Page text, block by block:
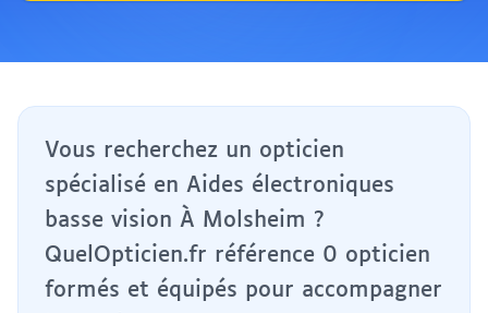
Vous recherchez un opticien
spécialisé en Aides électroniques
basse vision À Molsheim ?
QuelOpticien.fr référence 0 opticien
formés et équipés pour accompagner